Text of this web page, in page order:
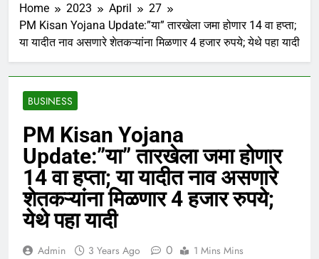
Home 2023 April
27
PM Kisan Yojana Update:”या” तारखेला जमा होणार 14 वा हप्ता;
या यादीत नाव असणारे शेतकऱ्यांना मिळणार 4 हजार रुपये; येथे पहा यादी
BUSINESS
PM Kisan Yojana
Update:”या” तारखेला जमा होणार
14 वा हप्ता; या यादीत नाव असणारे
शेतकऱ्यांना मिळणार 4 हजार रुपये;
येथे पहा यादी
Admin 3 Years Ago 0 1 Mins Mins